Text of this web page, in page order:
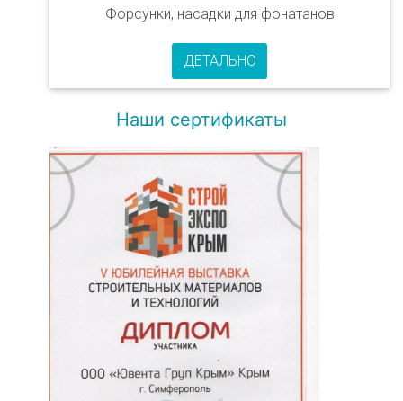
Форсунки, насадки для фонатанов
ДЕТАЛЬНО
Наши сертификаты